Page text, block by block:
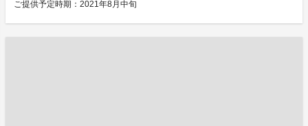
ご提供予定時期：2021年8月中旬